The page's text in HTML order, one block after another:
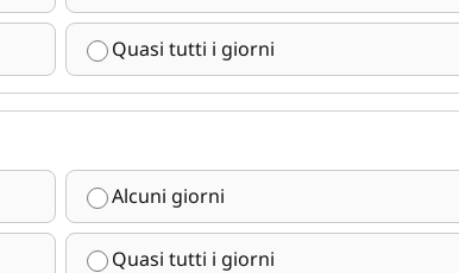
Quasi tutti i giorni
Alcuni giorni
Quasi tutti i giorni